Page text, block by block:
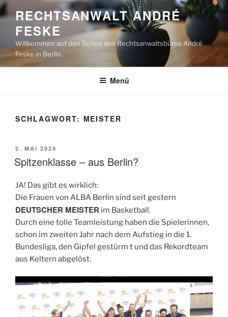
Zum
Inhalt
springen
RECHTSANWALT ANDRÉ
FESKE
Willkommen auf den Seiten des Rechtsanwaltsbüros André
Feske in Berlin.
Menü
SCHLAGWORT: MEISTER
VERÖFFENTLICHT
AM
2. MAI 2024
Spitzenklasse – aus Berlin?
JA! Das gibt es wirklich:
Die Frauen von ALBA Berlin sind seit gestern
DEUTSCHER MEISTER im Basketball.
Durch eine tolle Teamleistung haben die Spielerinnen,
schon im zweiten Jahr nach dem Aufstieg in die 1.
Bundesliga, den Gipfel gestürm t und das Rekordteam
aus Keltern abgelöst.